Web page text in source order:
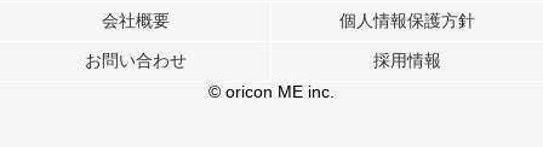
行っています。
メディアや広告配信、データ解析の各パートナーに提供しています。
各パートナーは、この情報とユーザーが各パートナーに提供した他の情報や、
ユーザーが各パートナーのサービスを使用したときに収集した他の情報を組み
会社概要 個人情報保護方針
お問い合わせ
採用情報
© oricon ME inc.